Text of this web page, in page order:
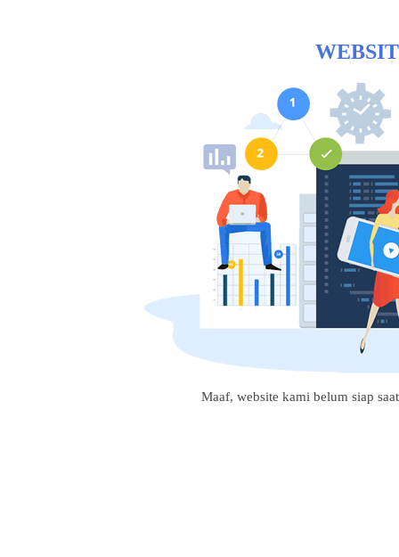
Maaf, website kami belum siap